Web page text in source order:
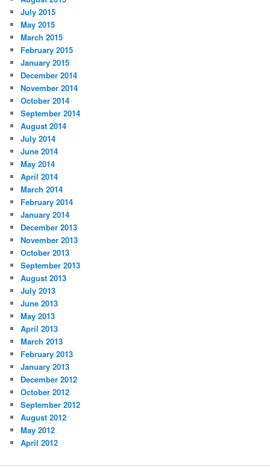
July 2015
May 2015
March 2015
February 2015
January 2015
December 2014
November 2014
October 2014
September 2014
August 2014
July 2014
June 2014
May 2014
April 2014
March 2014
February 2014
January 2014
December 2013
November 2013
October 2013
September 2013
August 2013
July 2013
June 2013
May 2013
April 2013
March 2013
February 2013
January 2013
December 2012
October 2012
September 2012
August 2012
May 2012
April 2012